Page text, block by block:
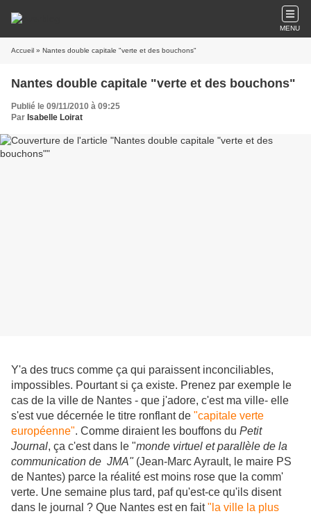
MENU
Accueil » Nantes double capitale "verte et des bouchons"
Nantes double capitale "verte et des bouchons"
Publié le 09/11/2010 à 09:25
Par Isabelle Loirat
Y'a des trucs comme ça qui paraissent inconciliables,
impossibles. Pourtant si ça existe. Prenez par exemple le
cas de la ville de Nantes - que j'adore, c'est ma ville- elle
s'est vue décernée le titre ronflant de "capitale verte
européenne". Comme diraient les bouffons du Petit
Journal, ça c'est dans le "monde virtuel et parallèle de la
communication de JMA"(Jean-Marc Ayrault, le maire PS
de Nantes) parce la réalité est moins rose que la comm'
verte. Une semaine plus tard, paf qu'est-ce qu'ils disent
dans le journal ? Que Nantes est en fait"la ville la plus